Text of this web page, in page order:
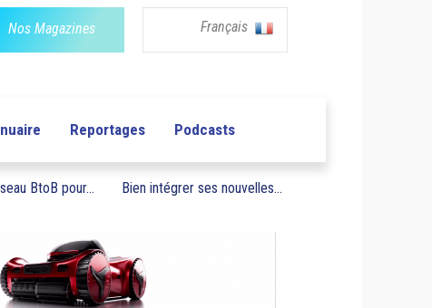
Nos Magazines Français
Reportages Podcasts
BtoB pour... Bien intégrer ses nouvelles...